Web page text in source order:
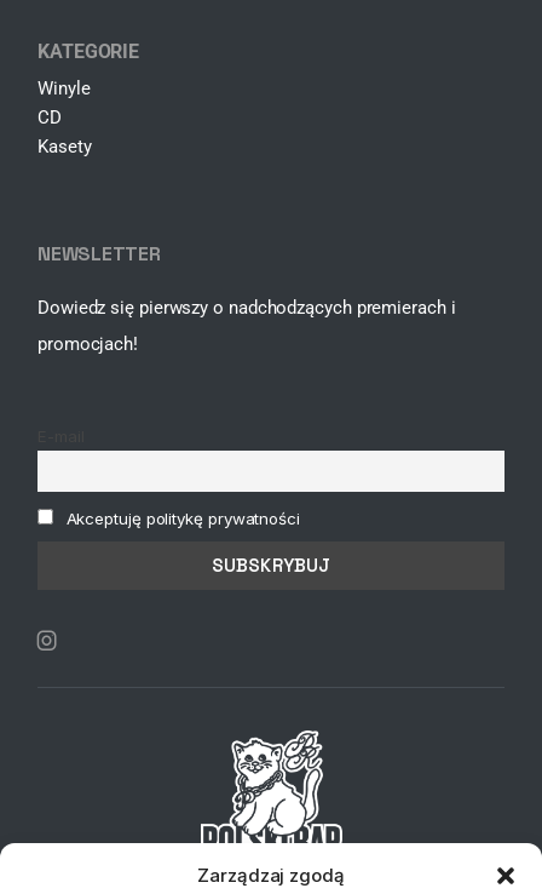
Zarządzaj zgodą
KATEGORIE
Winyle
CD
Kasety
NEWSLETTER
Dowiedz się pierwszy o nadchodzących premierach i
promocjach!
Akceptuję politykę prywatności